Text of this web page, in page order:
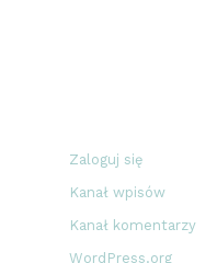
Zaloguj się
Kanał wpisów
Kanał komentarzy
WordPress.org